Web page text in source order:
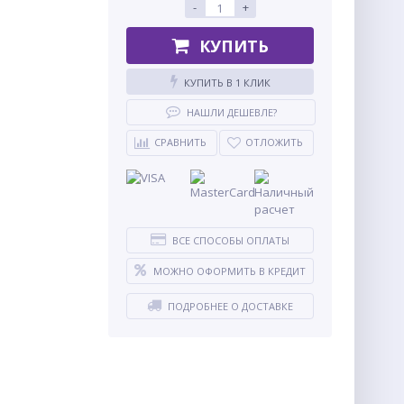
- +
КУПИТЬ
КУПИТЬ В 1 КЛИК
НАШЛИ ДЕШЕВЛЕ?
СРАВНИТЬ ОТЛОЖИТЬ
ВСЕ СПОСОБЫ ОПЛАТЫ
МОЖНО ОФОРМИТЬ В КРЕДИТ
ПОДРОБНЕЕ О ДОСТАВКЕ